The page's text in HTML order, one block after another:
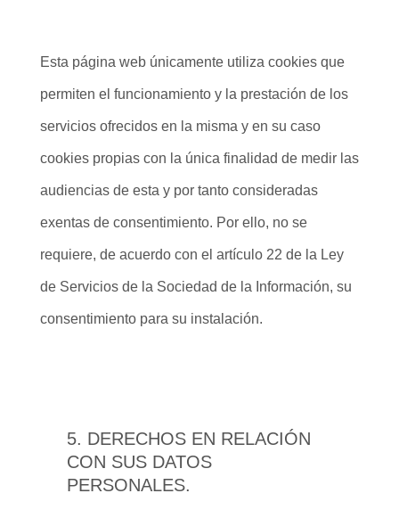
Esta página web únicamente utiliza cookies que
permiten el funcionamiento y la prestación de los
servicios ofrecidos en la misma y en su caso
cookies propias con la única finalidad de medir las
audiencias de esta y por tanto consideradas
exentas de consentimiento. Por ello, no se
requiere, de acuerdo con el artículo 22 de la Ley
de Servicios de la Sociedad de la Información, su
consentimiento para su instalación.
DERECHOS EN RELACIÓN
CON SUS DATOS
PERSONALES.